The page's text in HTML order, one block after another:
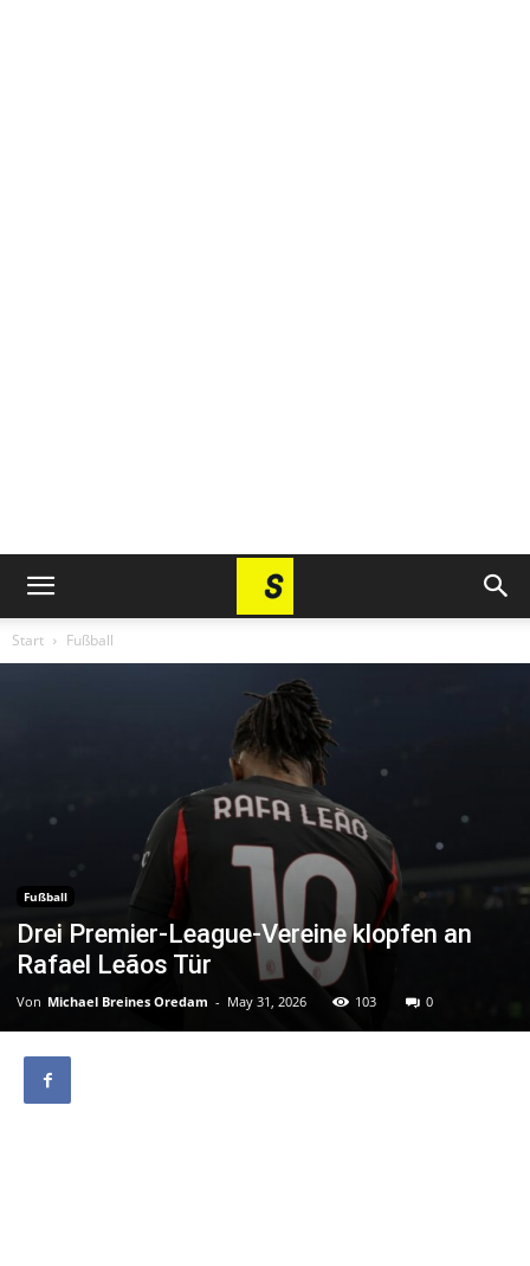
Start Fußball
Fußball
Drei Premier-League-Vereine klopfen an
Rafael Leãos Tür
Von Michael Breines Oredam - May 31, 2026 103 0